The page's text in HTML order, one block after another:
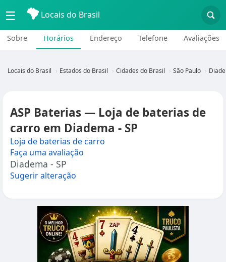
☰ Locais do Brasil
Sobre Horários Endereço Telefone Avaliações
Locais do Brasil Estados do Brasil Cidades do Brasil São Paulo
ASP Baterias — Loja de baterias de
carro em Diadema - SP
Loja de baterias de carro
Faça uma avaliação
Diadema - SP
Sugerir alteração